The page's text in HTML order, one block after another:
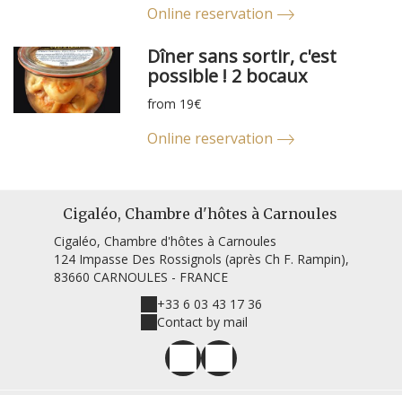
Online reservation
Dîner sans sortir, c'est
possible ! 2 bocaux
from 19€
Online reservation
Cigaléo, Chambre d'hôtes à Carnoules
Cigaléo, Chambre d'hôtes à Carnoules
124 Impasse Des Rossignols (après Ch F. Rampin),
83660 CARNOULES - FRANCE
+33 6 03 43 17 36
Contact by mail